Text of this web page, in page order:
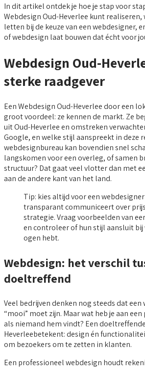
In dit artikel ontdek je hoe je stap voor
Webdesign Oud-Heverlee kunt realiseren,
letten bij de keuze van een webdesigner,
of webdesign laat bouwen dat écht voor
Webdesign Oud-
sterke raadgever
Een Webdesign Oud-Heverlee door een
groot voordeel: ze kennen de markt. Ze
uit Oud-Heverlee en omstreken
Google, en welke stijl aanspreekt in deze
webdesignbureau kan bovendien snel
langskomen voor een overleg, of samen
structuur? Dat gaat veel vlotter dan met
aan de andere kant van het land.
Tip: kies altijd voor een
transparant communiceert over
strategie. Vraag voorbeelden van
en controleer of hun stijl aansluit bij
ogen hebt.
Webdesign: het verschil
doeltreffend
Veel bedrijven denken nog steeds dat een
“mooi” moet zijn. Maar wat heb je aan
als niemand hem vindt? Een
Heverleebetekent: design én
om bezoekers om te zetten in klanten.
Een professioneel webdesign houdt